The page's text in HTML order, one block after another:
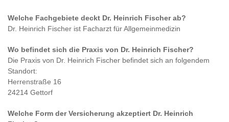
Welche Fachgebiete deckt Dr. Heinrich Fischerab?
Dr. Heinrich Fischer ist Facharzt für Allgemeinmedizin
Wo befindet sich die Praxis von Dr. Heinrich Fischer?
Die Praxis von Dr. Heinrich Fischer befindet sich an folgendem
Standort:
Herrenstraße 16
24214 Gettorf
Welche Form der Versicherung akzeptiert Dr. Heinrich